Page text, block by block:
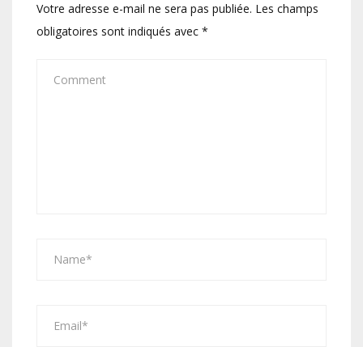
Votre adresse e-mail ne sera pas publiée. Les champs
obligatoires sont indiqués avec *